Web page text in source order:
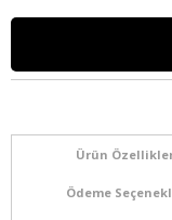
Ürün
Ödeme